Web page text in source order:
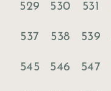
529 530 531
537 538 539
545 546 547